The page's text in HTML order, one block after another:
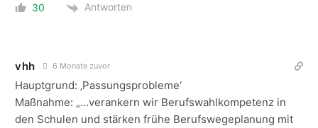
30 Antworten
vhh 6 Monate zuvor
Hauptgrund: ‚Passungsprobleme‘
Maßnahme: „…verankern wir Berufswahlkompetenz in
den Schulen und stärken frühe Berufswegeplanung mit